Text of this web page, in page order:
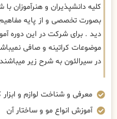
کلیه دانشپذیران و هنرآموزان
بصورت تخصصی و از پایه مفاهیم
دید . برای شرکت در این دوره
موضوعات کراتینه و صافی
در سیرالئون به شرح زیر
معرفی و شناخت لوازم و ابزار
آموزش انواع مو و ساختار آن